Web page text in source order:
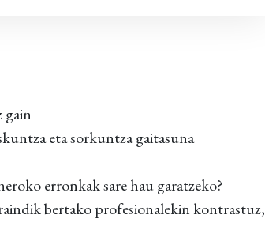
gain
eta sorkuntza gaitasuna
erronkak sare hau garatzeko?
bertako profesionalekin kontrastuz,